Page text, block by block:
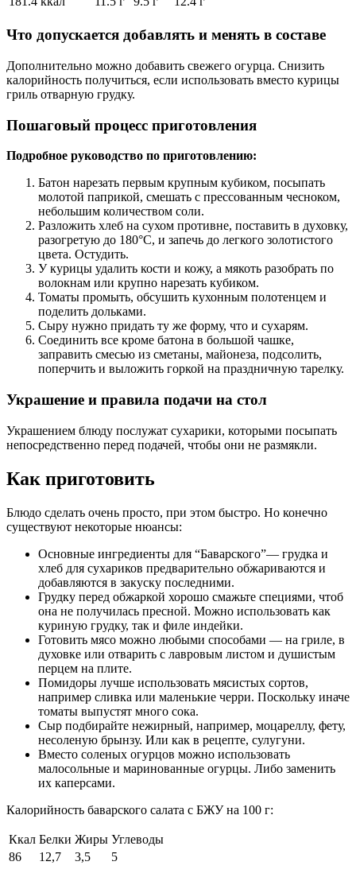
Что допускается добавлять и менять в составе
Дополнительно можно добавить свежего огурца. Снизить
калорийность получиться, если использовать вместо курицы
гриль отварную грудку.
Пошаговый процесс приготовления
Подробное руководство по приготовлению:
Батон нарезать первым крупным кубиком, посыпать
молотой паприкой, смешать с прессованным чесноком,
небольшим количеством соли.
Разложить хлеб на сухом противне, поставить в духовку,
разогретую до 180°С, и запечь до легкого золотистого
цвета. Остудить.
У курицы удалить кости и кожу, а мякоть разобрать по
волокнам или крупно нарезать кубиком.
Томаты промыть, обсушить кухонным полотенцем и
поделить дольками.
Сыру нужно придать ту же форму, что и сухарям.
Соединить все кроме батона в большой чашке,
заправить смесью из сметаны, майонеза, подсолить,
поперчить и выложить горкой на праздничную тарелку.
Украшение и правила подачи на стол
Украшением блюду послужат сухарики, которыми посыпать
непосредственно перед подачей, чтобы они не размякли.
Как приготовить
Блюдо сделать очень просто, при этом быстро. Но конечно
существуют некоторые нюансы:
Основные ингредиенты для “Баварского”— грудка и
хлеб для сухариков предварительно обжариваются и
добавляются в закуску последними.
Грудку перед обжаркой хорошо смажьте специями, чтоб
она не получилась пресной. Можно использовать как
куриную грудку, так и филе индейки.
Готовить мясо можно любыми способами — на гриле, в
духовке или отварить с лавровым листом и душистым
перцем на плите.
Помидоры лучше использовать мясистых сортов,
например сливка или маленькие черри. Поскольку иначе
томаты выпустят много сока.
Сыр подбирайте нежирный, например, моцареллу, фету,
несоленую брынзу. Или как в рецепте, сулугуни.
Вместо соленых огурцов можно использовать
малосольные и маринованные огурцы. Либо заменить
их каперсами.
Калорийность баварского салата с БЖУ на 100 г:
Ккал Белки Жиры Углеводы
86
12,7 3,5 5